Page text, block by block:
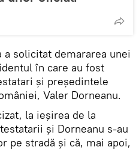
a solicitat demararea unei
în care au fost
şi preşedintele
Valer Dorneanu.
la ieşirea de la
şi Dorneanu s-au
pe stradă şi că, mai apoi,